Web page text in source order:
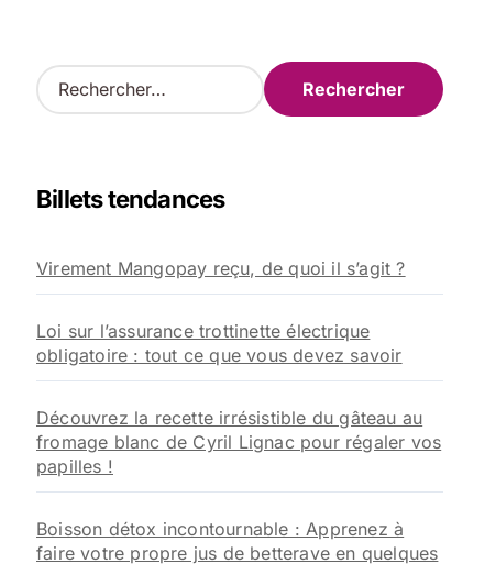
R
e
r
e
r
:
Billets tendances
Virement Mangopay reçu, de quoi il s’agit ?
Loi sur l’assurance trottinette électrique
obligatoire : tout ce que vous devez savoir
Découvrez la recette irrésistible du gâteau au
fromage blanc de Cyril Lignac pour régaler vos
papilles !
Boisson détox incontournable : Apprenez à
faire votre propre jus de betterave en quelques